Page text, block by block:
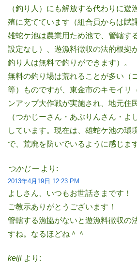
（釣り人）にも解放する代わりに遊
殖に充てています（組合員からは賦
雄蛇ケ池は農業用ため池で、管轄す
設定なし）、遊漁料徴収の法的根拠
釣り人は無料で釣りができます）。
無料の釣り場は荒れることが多い（
等）ものですが、東金市のキモイリ
ンアップ大作戦が実施され、地元住
（つかじーさん・あぶりんさん・よ
しています。現在は、雄蛇ケ池の環
で、荒廃を防いでいるように感じます
つかじー より:
2013年4月19日 12:23 PM
よしさん、いつもお世話さまです！
ご教示ありがとうございます！
管轄する漁協がないと遊漁料徴収の
すね。なるほどね＾＾
keiji より: